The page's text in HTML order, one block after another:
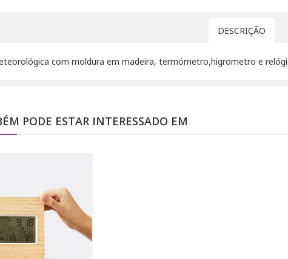
DESCRIÇÃO
com moldura em madeira, termómetro,higrometro e
PODE ESTAR INTERESSADO EM